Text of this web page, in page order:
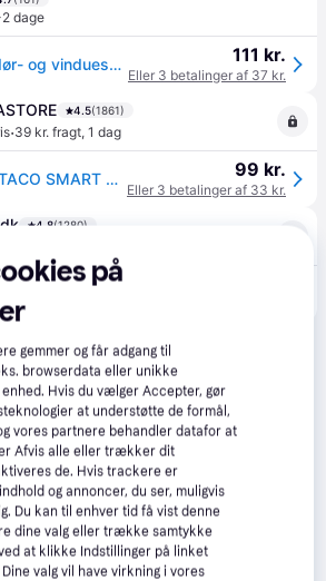
dage
Deltaco Magnetisk dør- og vinduessensor, Wi-Fi, hvid 111 kr.
Eller 3 betalinger af 37 kr.
4.5(1861)
·39 kr. fragt, 1 dag
(ComputerSalg) DELTACO SMART HOME SH-WS02 - Dør- og vinduessensor - trådløs - 802.11b/g/n - 2.4 Ghz - hvid 99 kr.
Eller 3 betalinger af 33 kr.
4.8(1280)
på
gemmer og får adgang til
browserdata eller unikke
Hvis du vælger Accepter, gør
at understøtte de formål,
vores partnere behandler datafor at
Afvis alle eller trækker dit
de. Hvis trackere er
og annoncer, du ser, muligvis
Du kan til enhver tid få vist denne
dine valg eller trække samtykke
at klikke Indstillinger på linket
valg vil have virkning i vores